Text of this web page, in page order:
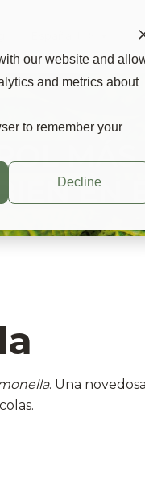
our website and
and metrics about
to remember your
Decline
. Una